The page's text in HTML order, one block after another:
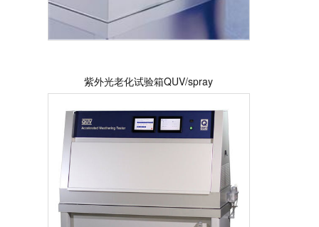
紫外光老化试验箱QUV/spray